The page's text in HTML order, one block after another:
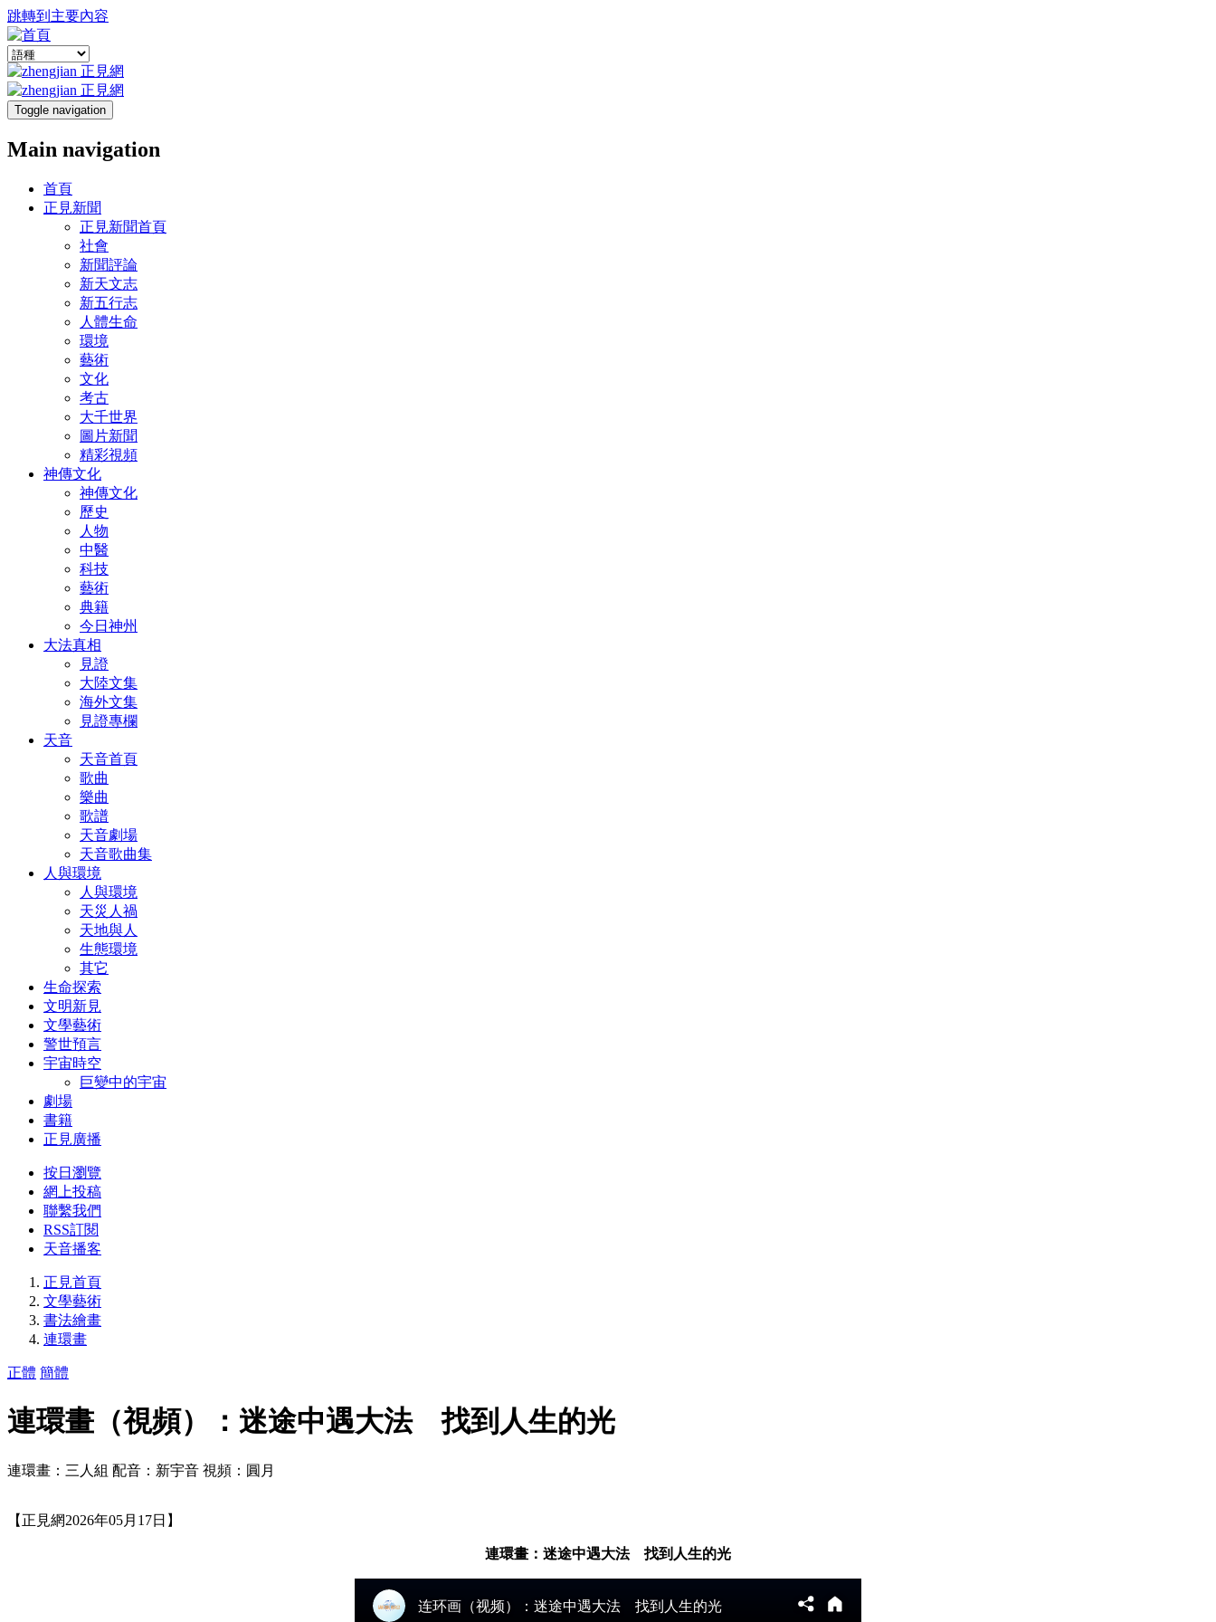
跳轉到主要內容
Toggle navigation
Main navigation
首頁
正見新聞
正見新聞首頁
社會
新聞評論
新天文志
新五行志
人體生命
環境
藝術
文化
考古
大千世界
圖片新聞
精彩視頻
神傳文化
神傳文化
歷史
人物
中醫
科技
藝術
典籍
今日神州
大法真相
見證
大陸文集
海外文集
見證專欄
天音
天音首頁
歌曲
樂曲
歌譜
天音劇場
天音歌曲集
人與環境
人與環境
天災人禍
天地與人
生態環境
其它
生命探索
文明新見
文學藝術
警世預言
宇宙時空
巨變中的宇宙
劇場
書籍
正見廣播
按日瀏覽
網上投稿
聯繫我們
RSS訂閱
天音播客
正見首頁
文學藝術
書法繪畫
連環畫
正體 簡體
連環畫（視頻）：迷途中遇大法 找到人生的光
連環畫：三人組 配音：新宇音 視頻：圓月
【正見網2026年05月17日】
連環畫：迷途中遇大法 找到人生的光